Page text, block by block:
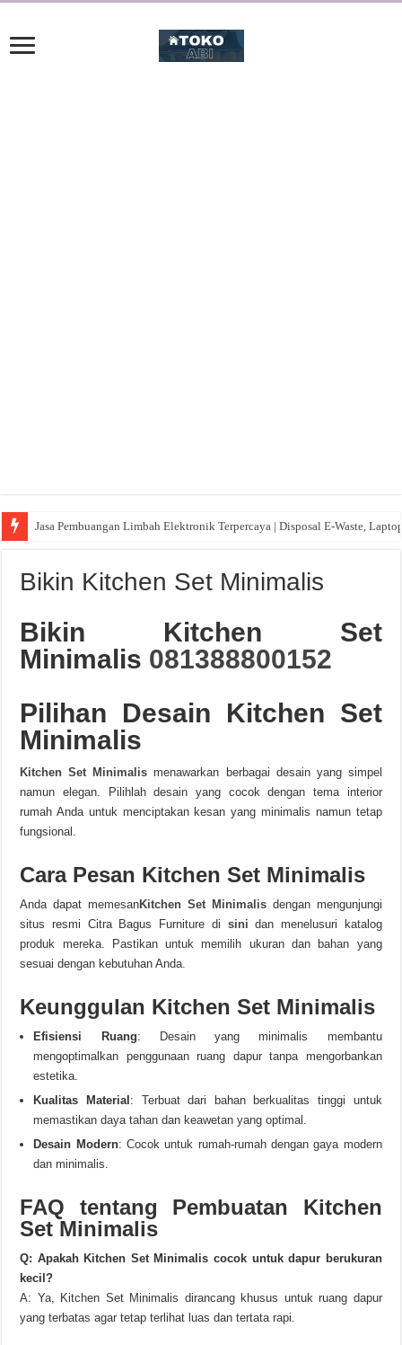
Jasa Pembuangan Limbah Elektronik Terpercaya | Disposal E-Waste,
Bikin Kitchen Set Minimalis
Bikin Kitchen Set
Minimalis 081388800152
Pilihan Desain Kitchen Set
Minimalis
Kitchen Set Minimalis menawarkan berbagai desain yang simpel
namun elegan. Pilihlah desain yang cocok dengan tema interior
rumah Anda untuk menciptakan kesan yang minimalis namun tetap
fungsional.
Cara Pesan Kitchen Set Minimalis
Anda dapat memesanKitchen Set Minimalis dengan mengunjungi
situs resmi Citra Bagus Furniture di sini dan menelusuri katalog
produk mereka. Pastikan untuk memilih ukuran dan bahan yang
sesuai dengan kebutuhan Anda.
Keunggulan Kitchen Set Minimalis
Efisiensi Ruang: Desain yang minimalis membantu
mengoptimalkan penggunaan ruang dapur tanpa mengorbankan
estetika.
Kualitas Material : Terbuat dari bahan berkualitas tinggi untuk
memastikan daya tahan dan keawetan yang optimal.
Desain Modern: Cocok untuk rumah-rumah dengan gaya modern
dan minimalis.
FAQ tentang Pembuatan Kitchen
Set Minimalis
Q: Apakah Kitchen Set Minimalis cocok untuk dapur berukuran
kecil?
A: Ya, Kitchen Set Minimalis dirancang khusus untuk ruang dapur
yang terbatas agar tetap terlihat luas dan tertata rapi.